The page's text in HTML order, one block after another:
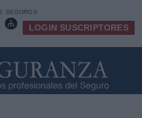
SEGUROS
 LOGIN SUSCRIPTORES